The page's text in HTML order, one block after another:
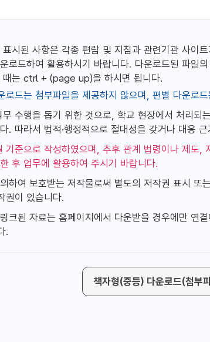
시된 사항은 각종 편람 및 지침과 관련기관 사이
로드하여 활용하시기 바랍니다. 다운로드된 파일
때는 ctrl + (page up)을 하시면 됩니다.
로드는 첨부파일을 제공하지 않으며, 편별 다운로
수행을 돕기 위한 것으로, 학교 현장에서 처리
. 따라서 법적·행정적으로 절대성을 갖거나 대응
준으로 작성하였으며, 추후 관계 법령이나 제도,
후 업무에 활용하여 주시기 바랍니다.
하여 보호받는 저작물로써 별도의 저작권 표시 또
권이 있습니다.
크된 자료는 홈페이지에서 다운받을 경우에만 연
.
책자형(중등) 다운로드(첨부